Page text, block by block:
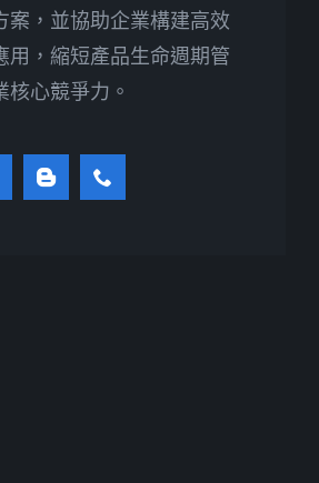
案，並協助企業構建高效
用，縮短產品生命週期管
核心競爭力。